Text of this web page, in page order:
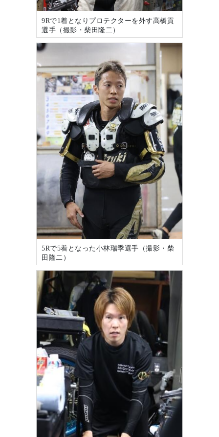
9Rで1着となりプロテクターを外す高橋貢
選手（撮影・柴田隆二）
5Rで5着となった小林瑞季選手（撮影・柴
田隆二）